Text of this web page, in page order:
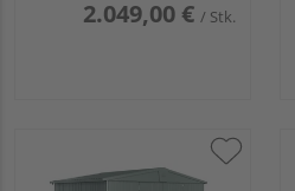
2.049,00 € / Stk.